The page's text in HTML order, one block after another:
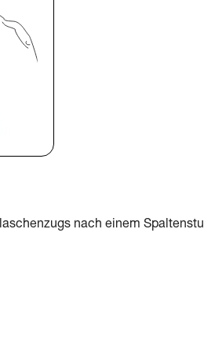
nach einem